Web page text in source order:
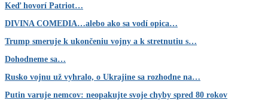
Keď hovorí Patriot…
DIVINA COMEDIA…alebo ako sa vodí opica…
Trump smeruje k ukončeniu vojny a k stretnutiu s…
Dohodneme sa…
Rusko vojnu už vyhralo, o Ukrajine sa rozhodne na…
Putin varuje nemcov: neopakujte svoje chyby spred 80 rokov